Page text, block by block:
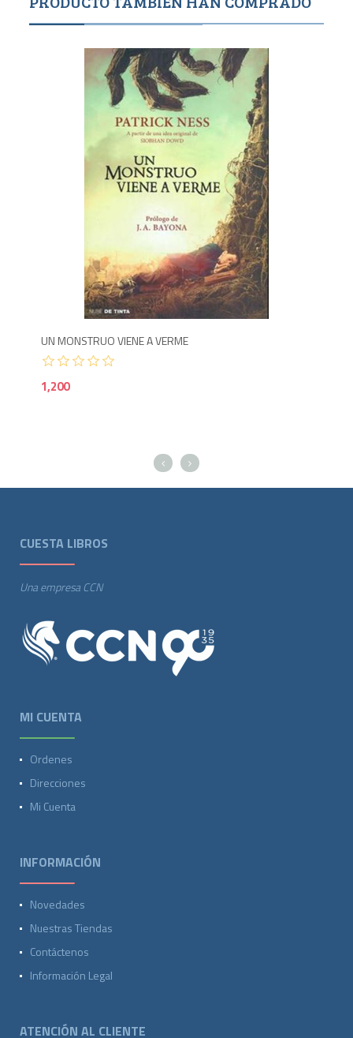
UN MONSTRUO VIENE A VERME
1,200
CUESTA LIBROS
Una empresa CCN
MI CUENTA
Ordenes
Direcciones
Mi Cuenta
INFORMACIÓN
Novedades
Nuestras Tiendas
Contáctenos
Información Legal
ATENCIÓN AL CLIENTE